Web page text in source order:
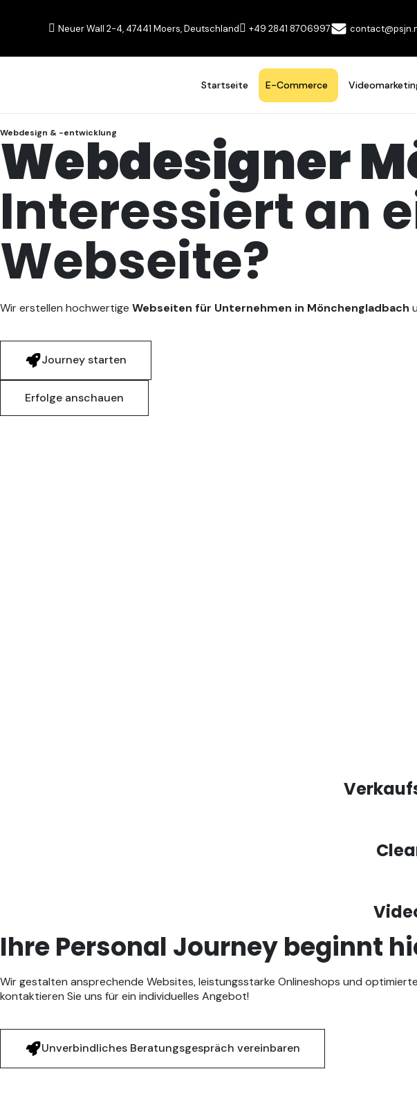
Neuer Wall 2-4, 47441 Moers, Deutschland +49 2841 8706997
Startseite E-Commerce
Webdesign & -entwicklung
Webdesigner
Interessiert an
Webseite?
Wir erstellen hochwertige Webseiten für Unternehmen in Mönchengladbach
Journey starten
Erfolge anschauen
Ihre Personal Journey beginnt
Wir gestalten ansprechende Websites, leistungsstarke Onlineshops und
kontaktieren Sie uns für ein individuelles Angebot!
Unverbindliches Beratungsgespräch vereinbaren